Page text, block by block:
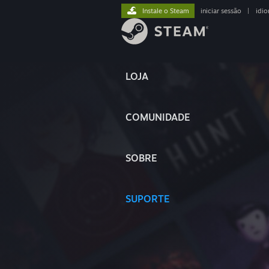
LOJA
COMUNIDADE
SOBRE
SUPORTE
Instale o Steam iniciar sessão